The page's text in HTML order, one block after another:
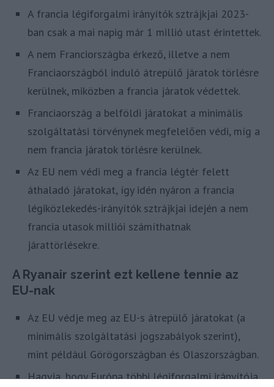
A francia légiforgalmi irányítók sztrájkjai 2023-
ban csak a mai napig már 1 millió utast érintettek.
A nem Franciországba érkező, illetve a nem
Franciaországból induló átrepülő járatok törlésre
kerülnek, miközben a francia járatok védettek.
Franciaország a belföldi járatokat a minimális
szolgáltatási törvénynek megfelelően védi, míg a
nem francia járatok törlésre kerülnek.
Az EU nem védi meg a francia légtér felett
áthaladó járatokat, így idén nyáron a francia
légiközlekedés-irányítók sztrájkjai idején a nem
francia utasok milliói számíthatnak
járattörlésekre.
A Ryanair szerint ezt kellene tennie az
EU-nak
Az EU védje meg az EU-s átrepülő járatokat (a
minimális szolgáltatási jogszabályok szerint),
mint például Görögországban és Olaszországban.
Hagyja, hogy Európa többi légiforgalmi irányítója